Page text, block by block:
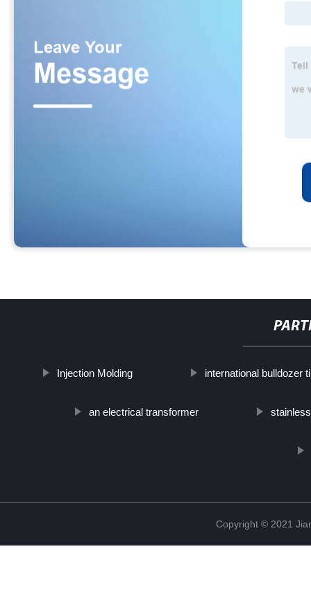
Injection Molding international bulldozer
an electrical transformer
Copyright © 2021